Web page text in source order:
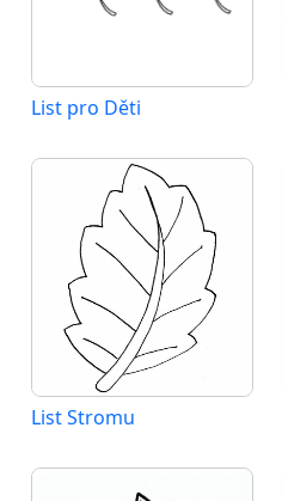
List pro Děti
List Stromu